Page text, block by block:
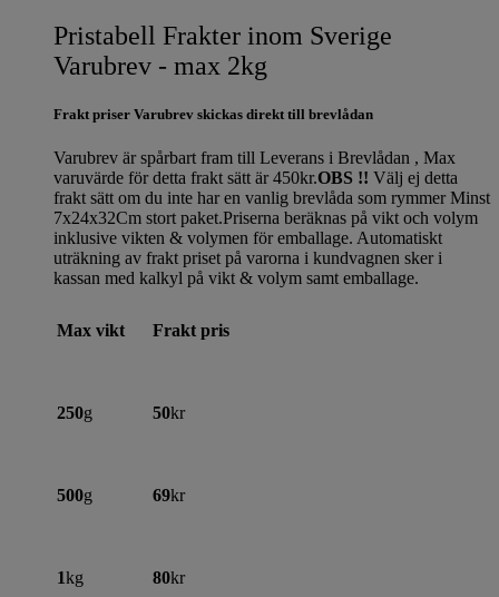
Pristabell Frakter inom Sverige
Varubrev - max 2kg
Frakt priser Varubrev skickas direkt till brevlådan
Varubrev är spårbart fram till Leverans i Brevlådan , Max
varuvärde för detta frakt sätt är 450kr.OBS !! Välj ej detta
frakt sätt om du inte har en vanlig brevlåda som rymmer Minst
7x24x32Cm stort paket.Priserna beräknas på vikt och volym
inklusive vikten & volymen för emballage. Automatiskt
uträkning av frakt priset på varorna i kundvagnen sker i
kassan med kalkyl på vikt & volym samt emballage.
Max vikt Frakt pris
250g 50kr
500g 69kr
1kg 80kr